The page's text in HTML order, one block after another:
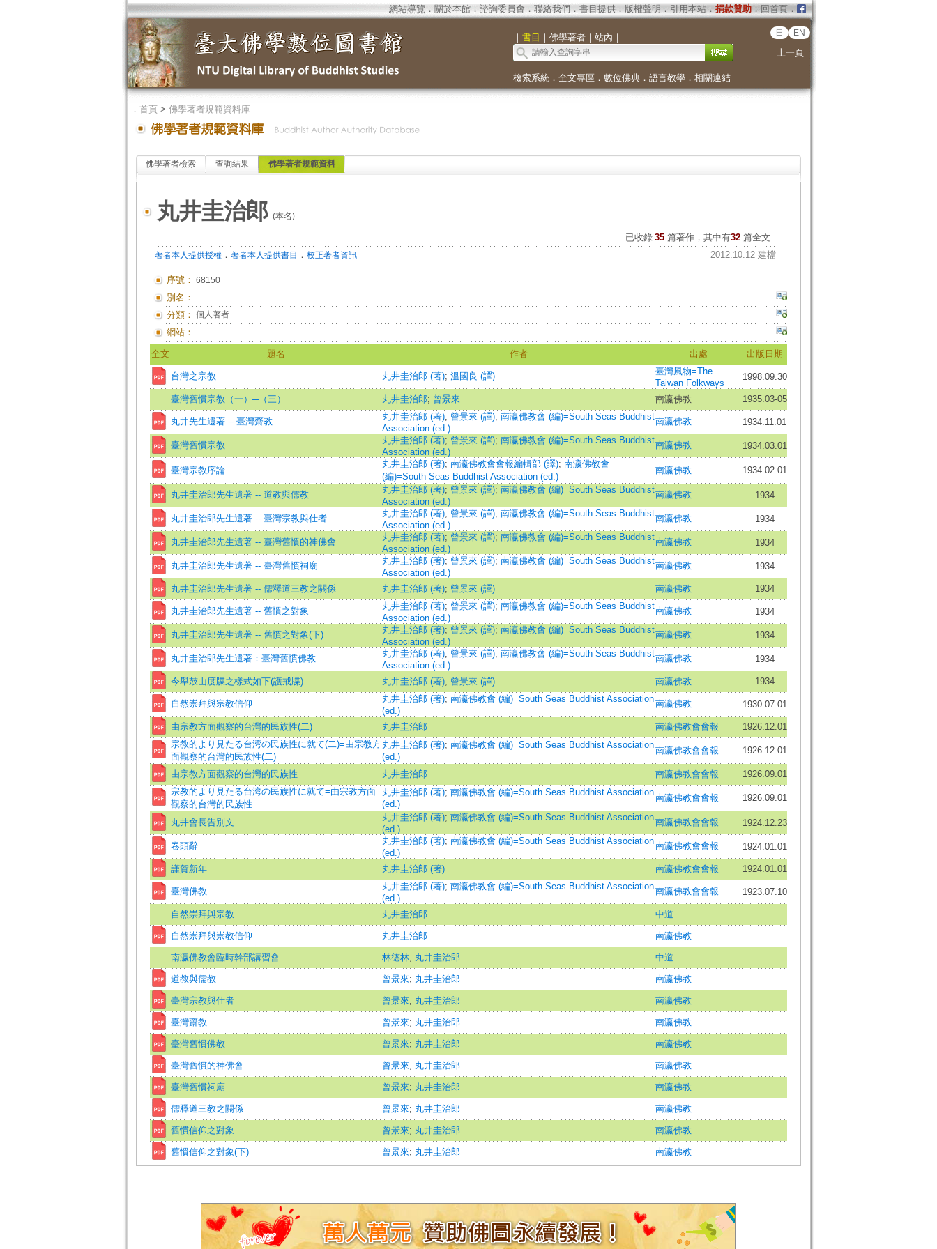
網站導覽 ． 關於本館． 諮詢委員會． 聯絡我們 ． 書目提供． 版權聲明 ． 引用本站． 捐款贊助．回首頁．
｜ 書目 ｜ 佛學著者｜ 站內 ｜ 日 EN
上一頁
檢索系統． 全文專區 ． 數位佛典． 語言教學． 相關連結
． 首頁> 佛學著者規範資料庫
佛學著者檢索 查詢結果 佛學著者規範資料
丸井圭治郎(本名)
已收錄 35 篇著作，其中有32篇全文
著者本人提供授權． 著者本人提供書目 ． 校正著者資訊 2012.10.12 建檔
序號： 68150
別名：
分類： 個人著者
網站：
全文 題名 作者 出處 出版日期
台灣之宗教 丸井圭治郎 (著); 溫國良 (譯)
臺灣風物=The
Taiwan Folkways
1998.09.30
臺灣舊慣宗教（一）─（三） 丸井圭治郎; 曾景來 南瀛佛教 1935.03-05
丸井先生遺著 -- 臺灣齋教 丸井圭治郎 (著); 曾景來 (譯); 南瀛佛教會 (編)=South Seas Buddhist
Association (ed.)
南瀛佛教 1934.11.01
臺灣舊慣宗教 丸井圭治郎 (著); 曾景來 (譯); 南瀛佛教會 (編)=South Seas Buddhist
Association (ed.)
南瀛佛教 1934.03.01
臺灣宗教序論
丸井圭治郎 (著); 南瀛佛教會會報編輯部 (譯); 南瀛佛教會
(編)=South Seas Buddhist Association (ed.)
南瀛佛教 1934.02.01
丸井圭治郎先生遺著 -- 道教與儒教 丸井圭治郎 (著); 曾景來 (譯); 南瀛佛教會 (編)=South Seas Buddhist
Association (ed.)
南瀛佛教 1934
丸井圭治郎先生遺著 -- 臺灣宗教與仕者 丸井圭治郎 (著); 曾景來 (譯); 南瀛佛教會 (編)=South Seas Buddhist
Association (ed.)
南瀛佛教 1934
丸井圭治郎先生遺著 -- 臺灣舊慣的神佛會 丸井圭治郎 (著); 曾景來 (譯); 南瀛佛教會 (編)=South Seas Buddhist
Association (ed.)
南瀛佛教 1934
丸井圭治郎先生遺著 -- 臺灣舊慣祠廟 丸井圭治郎 (著); 曾景來 (譯); 南瀛佛教會 (編)=South Seas Buddhist
Association (ed.)
南瀛佛教 1934
丸井圭治郎先生遺著 -- 儒釋道三教之關係 丸井圭治郎 (著); 曾景來 (譯) 南瀛佛教 1934
丸井圭治郎先生遺著 -- 舊慣之對象 丸井圭治郎 (著); 曾景來 (譯); 南瀛佛教會 (編)=South Seas Buddhist
Association (ed.)
南瀛佛教 1934
丸井圭治郎先生遺著 -- 舊慣之對象(下) 丸井圭治郎 (著); 曾景來 (譯); 南瀛佛教會 (編)=South Seas Buddhist
Association (ed.)
南瀛佛教 1934
丸井圭治郎先生遺著：臺灣舊慣佛教 丸井圭治郎 (著); 曾景來 (譯); 南瀛佛教會 (編)=South Seas Buddhist
Association (ed.)
南瀛佛教 1934
今舉鼓山度牒之樣式如下(護戒牒) 丸井圭治郎 (著); 曾景來 (譯) 南瀛佛教 1934
自然崇拜與宗教信仰 丸井圭治郎 (著); 南瀛佛教會 (編)=South Seas Buddhist Association
(ed.)
南瀛佛教 1930.07.01
由宗教方面觀察的台灣的民族性(二) 丸井圭治郎 南瀛佛教會會報
1926.12.01
宗教的より見たる台湾の民族性に就て(二)=由宗教方
面觀察的台灣的民族性(二)
丸井圭治郎 (著); 南瀛佛教會 (編)=South Seas Buddhist Association
(ed.)
南瀛佛教會會報 1926.12.01
由宗教方面觀察的台灣的民族性 丸井圭治郎 南瀛佛教會會報
1926.09.01
宗教的より見たる台湾の民族性に就て=由宗教方面
觀察的台灣的民族性
丸井圭治郎 (著); 南瀛佛教會 (編)=South Seas Buddhist Association
(ed.)
南瀛佛教會會報 1926.09.01
丸井會長告別文 丸井圭治郎 (著); 南瀛佛教會 (編)=South Seas Buddhist Association
(ed.)
南瀛佛教會會報 1924.12.23
卷頭辭 丸井圭治郎 (著); 南瀛佛教會 (編)=South Seas Buddhist Association
(ed.)
南瀛佛教會會報 1924.01.01
謹賀新年 丸井圭治郎 (著) 南瀛佛教會會報 1924.01.01
臺灣佛教 丸井圭治郎 (著); 南瀛佛教會 (編)=South Seas Buddhist Association
(ed.)
南瀛佛教會會報 1923.07.10
自然崇拜與宗教 丸井圭治郎 中道
自然崇拜與崇教信仰 丸井圭治郎 南瀛佛教
南瀛佛教會臨時幹部講習會 林德林; 丸井圭治郎 中道
道教與儒教 曾景來; 丸井圭治郎 南瀛佛教
臺灣宗教與仕者 曾景來; 丸井圭治郎 南瀛佛教
臺灣齋教 曾景來; 丸井圭治郎 南瀛佛教
臺灣舊慣佛教 曾景來; 丸井圭治郎 南瀛佛教
臺灣舊慣的神佛會 曾景來; 丸井圭治郎 南瀛佛教
臺灣舊慣祠廟 曾景來; 丸井圭治郎 南瀛佛教
儒釋道三教之關係 曾景來; 丸井圭治郎 南瀛佛教
舊慣信仰之對象 曾景來; 丸井圭治郎 南瀛佛教
舊慣信仰之對象(下) 曾景來; 丸井圭治郎 南瀛佛教